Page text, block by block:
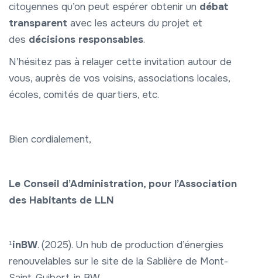
citoyennes qu’on peut espérer obtenir un débat
transparent avec les acteurs du projet et
des décisions responsables.
N’hésitez pas à relayer cette invitation autour de
vous, auprès de vos voisins, associations locales,
écoles, comités de quartiers, etc.
Bien cordialement,
Le Conseil d’Administration, pour l’Association
des Habitants de LLN
¹inBW. (2025). Un hub de production d’énergies
renouvelables sur le site de la Sablière de Mont-